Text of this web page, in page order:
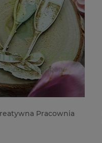
Pracownia